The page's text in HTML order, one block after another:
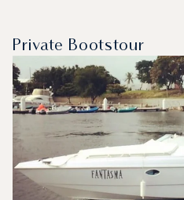
Private Bootstour